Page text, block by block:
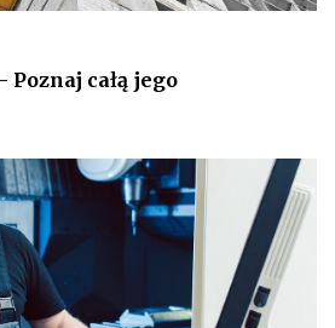
Poznaj całą jego